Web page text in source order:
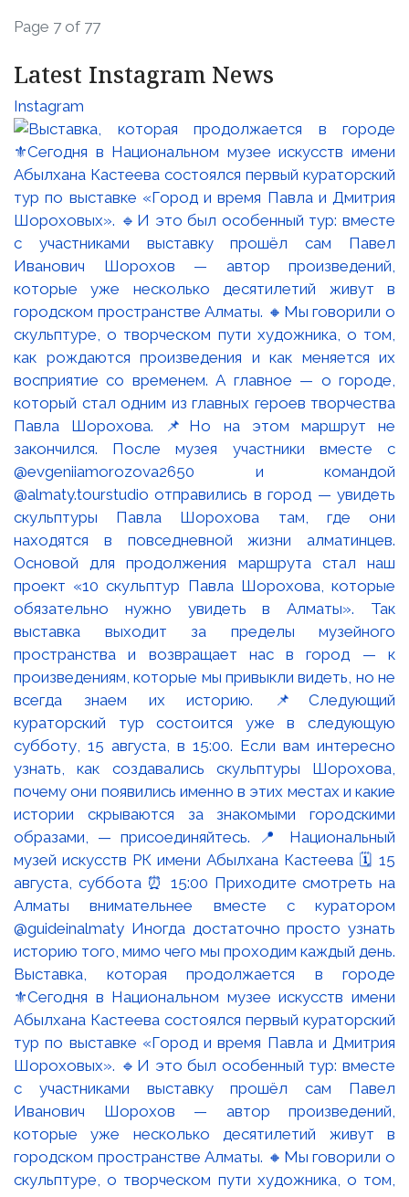
Page 7 of 77
Latest Instagram News
Instagram
Выставка, которая продолжается в городе
⚜️Сегодня в Национальном музее искусств имени
Абылхана Кастеева состоялся первый кураторский
тур по выставке «Город и время Павла и Дмитрия
Шороховых». 🔹И это был особенный тур: вместе
с участниками выставку прошёл сам Павел
Иванович Шорохов — автор произведений,
которые уже несколько десятилетий живут в
городском пространстве Алматы. 🔸Мы говорили о
скульптуре, о творческом пути художника, о том,